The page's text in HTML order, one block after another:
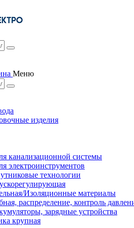
Меню
изделия
канализационной системы
электроинструментов
технологии
Изоляционные материалы
распределение, контроль
зарядные устройства
крупная